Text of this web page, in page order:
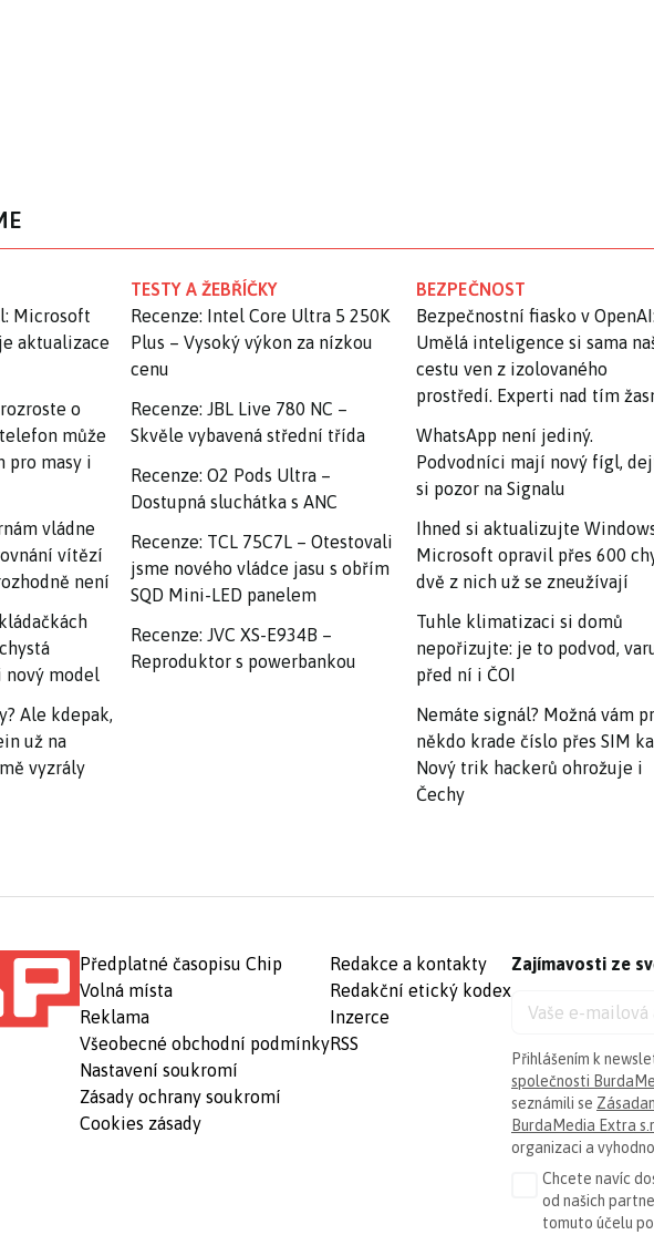
Microsoft
aktualizace
rozroste o
může
pro masy i
vládne
vítězí
není
nový model
Ale kdepak,
už na
vyzrály
TESTY A ŽEBŘÍČKY
Recenze: Intel Core Ultra 5 250K
Plus – Vysoký výkon za nízkou
cenu
Recenze: JBL Live 780 NC –
Skvěle vybavená střední třída
Recenze: O2 Pods Ultra –
Dostupná sluchátka s ANC
Recenze: TCL 75C7L – Otestovali
jsme nového vládce jasu s obřím
SQD Mini-LED panelem
Recenze: JVC XS-E934B –
Reproduktor s powerbankou
BEZPEČNOST
Bezpečnostní fiasko v OpenAI:
Umělá inteligence si sama
cestu ven z izolovaného
prostředí. Experti nad tím
WhatsApp není jediný.
Podvodníci mají nový fígl,
si pozor na Signalu
Ihned si aktualizujte
Microsoft opravil přes 600
dvě z nich už se zneužívají
Tuhle klimatizaci si domů
nepořizujte: je to podvod,
před ní i ČOI
Nemáte signál? Možná vám
někdo krade číslo přes SIM
Nový trik hackerů ohrožuje i
Čechy
Předplatné časopisu Chip
Volná místa
Reklama
Všeobecné obchodní podmínky
Nastavení soukromí
Zásady ochrany soukromí
Cookies zásady
Redakce a kontakty
Redakční etický kodex
Inzerce
RSS
Zajímavosti ze
Přihlášením k
společnosti
seznámili se
BurdaMedia Extra
organizaci a
Chcete navíc
od našich
tomuto účelu